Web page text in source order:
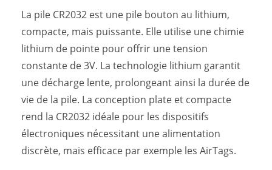
La pile CR2032 est une pile bouton au lithium,
compacte, mais puissante. Elle utilise une chimie
lithium de pointe pour offrir une tension
constante de 3V. La technologie lithium garantit
une décharge lente, prolongeant ainsi la durée de
vie de la pile. La conception plate et compacte
rend la CR2032 idéale pour les dispositifs
électroniques nécessitant une alimentation
discrète, mais efficace par exemple les AirTags.